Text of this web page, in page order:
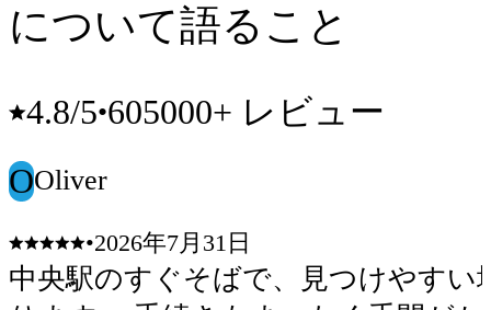
について語ること
4.8/5•605000+ レビュー
OOliver
•2026年7月31日
中央駅のすぐそばで、見つけやすい